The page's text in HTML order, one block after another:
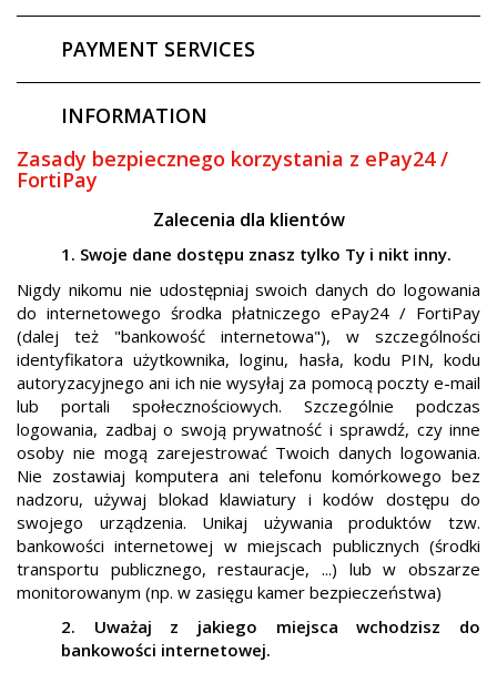
PAYMENT SERVICES
INFORMATION
Zasady bezpiecznego korzystania z ePay24 /
FortiPay
Zalecenia dla klientów
1. Swoje dane dostępu znasz tylko Ty i nikt inny.
Nigdy nikomu nie udostępniaj swoich danych do logowania
do internetowego środka płatniczego ePay24 / FortiPay
(dalej też "bankowość internetowa"), w szczególności
identyfikatora użytkownika, loginu, hasła, kodu PIN, kodu
autoryzacyjnego ani ich nie wysyłaj za pomocą poczty e-mail
lub portali społecznościowych. Szczególnie podczas
logowania, zadbaj o swoją prywatność i sprawdź, czy inne
osoby nie mogą zarejestrować Twoich danych logowania.
Nie zostawiaj komputera ani telefonu komórkowego bez
nadzoru, używaj blokad klawiatury i kodów dostępu do
swojego urządzenia. Unikaj używania produktów tzw.
bankowości internetowej w miejscach publicznych (środki
transportu publicznego, restauracje, ...) lub w obszarze
monitorowanym (np. w zasięgu kamer bezpieczeństwa)
2. Uważaj z jakiego miejsca wchodzisz do
bankowości internetowej.